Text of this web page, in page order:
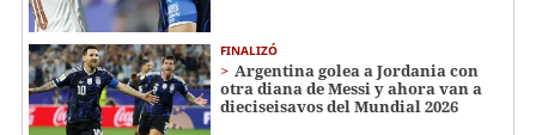
FINALIZÓ
Argentina golea a Jordania con
otra diana de Messi y ahora van a
dieciseisavos del Mundial 2026